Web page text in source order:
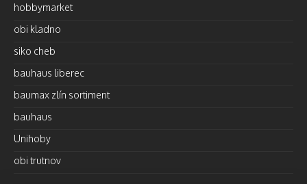
hobbymarket
obi kladno
siko cheb
bauhaus liberec
baumax zlín sortiment
bauhaus
Unihoby
obi trutnov